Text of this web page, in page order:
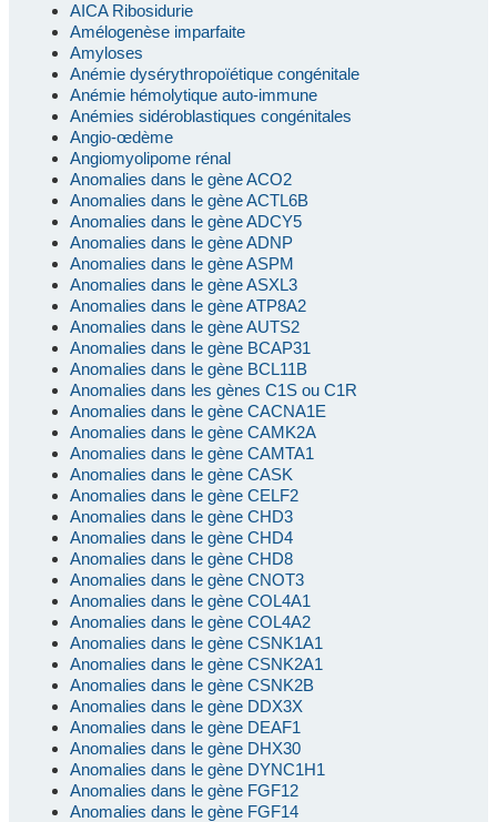
AICA Ribosidurie
Amélogenèse imparfaite
Amyloses
Anémie dysérythropoïétique congénitale
Anémie hémolytique auto-immune
Anémies sidéroblastiques congénitales
Angio-œdème
Angiomyolipome rénal
Anomalies dans le gène ACO2
Anomalies dans le gène ACTL6B
Anomalies dans le gène ADCY5
Anomalies dans le gène ADNP
Anomalies dans le gène ASPM
Anomalies dans le gène ASXL3
Anomalies dans le gène ATP8A2
Anomalies dans le gène AUTS2
Anomalies dans le gène BCAP31
Anomalies dans le gène BCL11B
Anomalies dans les gènes C1S ou C1R
Anomalies dans le gène CACNA1E
Anomalies dans le gène CAMK2A
Anomalies dans le gène CAMTA1
Anomalies dans le gène CASK
Anomalies dans le gène CELF2
Anomalies dans le gène CHD3
Anomalies dans le gène CHD4
Anomalies dans le gène CHD8
Anomalies dans le gène CNOT3
Anomalies dans le gène COL4A1
Anomalies dans le gène COL4A2
Anomalies dans le gène CSNK1A1
Anomalies dans le gène CSNK2A1
Anomalies dans le gène CSNK2B
Anomalies dans le gène DDX3X
Anomalies dans le gène DEAF1
Anomalies dans le gène DHX30
Anomalies dans le gène DYNC1H1
Anomalies dans le gène FGF12
Anomalies dans le gène FGF14